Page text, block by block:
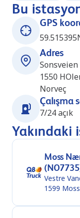
Bu
GPS
Adres
Sonsveien
1550
Norveç
Çalışma
7/24 açık
Yakındaki
Moss
Vestre
1599 Moss